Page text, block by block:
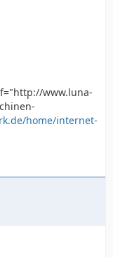
www.luna-
home/internet-